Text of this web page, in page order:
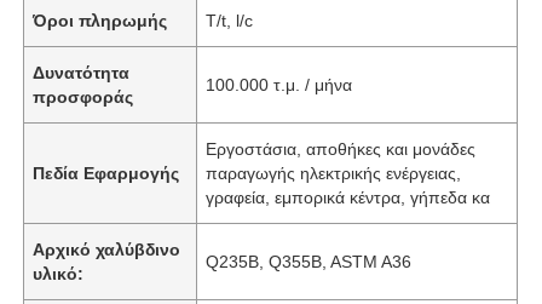
Όροι πληρωμής T/t, l/c
Δυνατότητα
προσφοράς
100.000 τ.μ. / μήνα
Πεδία Εφαρμογής
Εργοστάσια, αποθήκες και μονάδες
παραγωγής ηλεκτρικής ενέργειας,
γραφεία, εμπορικά κέντρα, γήπεδα κα
Αρχικό χαλύβδινο
υλικό:
Q235B, Q355B, ASTM A36